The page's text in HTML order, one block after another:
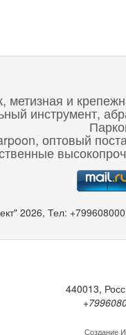
метизная и
инструмент,
оптовый
2026, Тел:
440013,
Создание